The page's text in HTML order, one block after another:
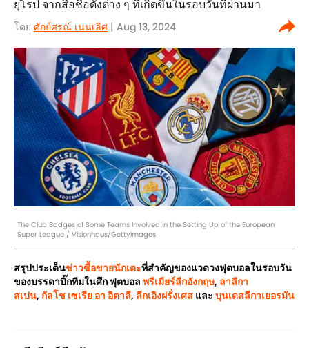
ยุโรป จากสื่อชื่อดังต่าง ๆ ที่เกิดขึ้นในรอบวันที่ผ่านมา
โดย ศักย์ศรณ์ เนนเลิศ | Aug 13, 2024
The Club Badges of Some Teams Involved in the Setting Up of the European
Super League / Visionhaus/GettyImages
สรุปประเด็นข่าวซื้อขายนักเตะที่สำคัญของแวดวงฟุตบอลในรอบวัน
ของบรรดาบิ๊กทีมในศึก ฟุตบอล พรีเมียร์ลีกอังกฤษ, ลาลีกา
สเปน, กัลโช เซเรีย อา อิตาลี, ลีกเอิงฝรั่งเศส และ บุนเดสลีกาเยอรมัน